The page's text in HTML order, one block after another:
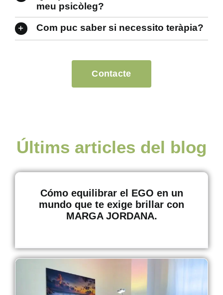
meu psicòleg?
Com puc saber si necessito teràpia?
Contacte
Últims articles del blog
Cómo equilibrar el EGO en un
mundo que te exige brillar con
MARGA JORDANA.